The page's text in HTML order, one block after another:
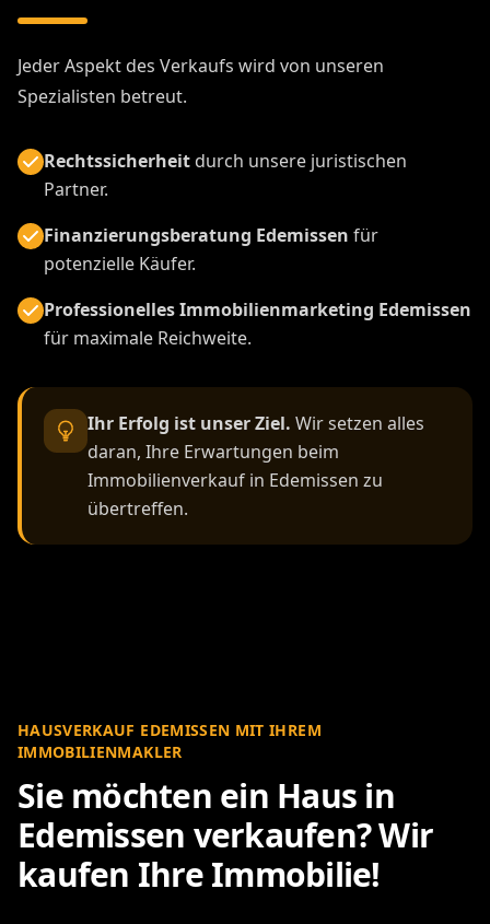
Jeder Aspekt des Verkaufs wird von unseren
Spezialisten betreut.
Rechtssicherheitdurch unsere juristischen
Partner.
Finanzierungsberatung Edemissen für
potenzielle Käufer.
Professionelles Immobilienmarketing Edemissen
für maximale Reichweite.
Ihr Erfolg ist unser Ziel. Wir setzen alles
daran, Ihre Erwartungen beim
Immobilienverkauf in Edemissen zu
übertreffen.
HAUSVERKAUF EDEMISSEN MIT IHREM
IMMOBILIENMAKLER
Sie möchten ein Haus in
Edemissen verkaufen? Wir
kaufen Ihre Immobilie!